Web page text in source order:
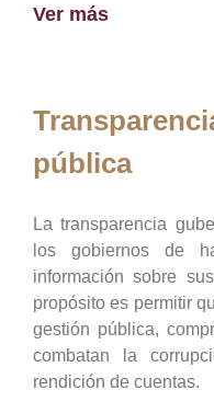
Ver más
pública
La transparencia
los gobiernos de
información sobre
propósito es permitir
gestión pública,
combatan la
rendición de cuentas.